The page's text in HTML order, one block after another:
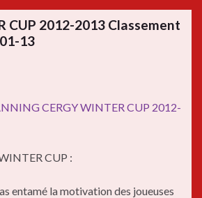
CUP 2012-2013 Classement
13
CERGY WINTER CUP 2012-
CUP :
entamé la motivation des joueuses